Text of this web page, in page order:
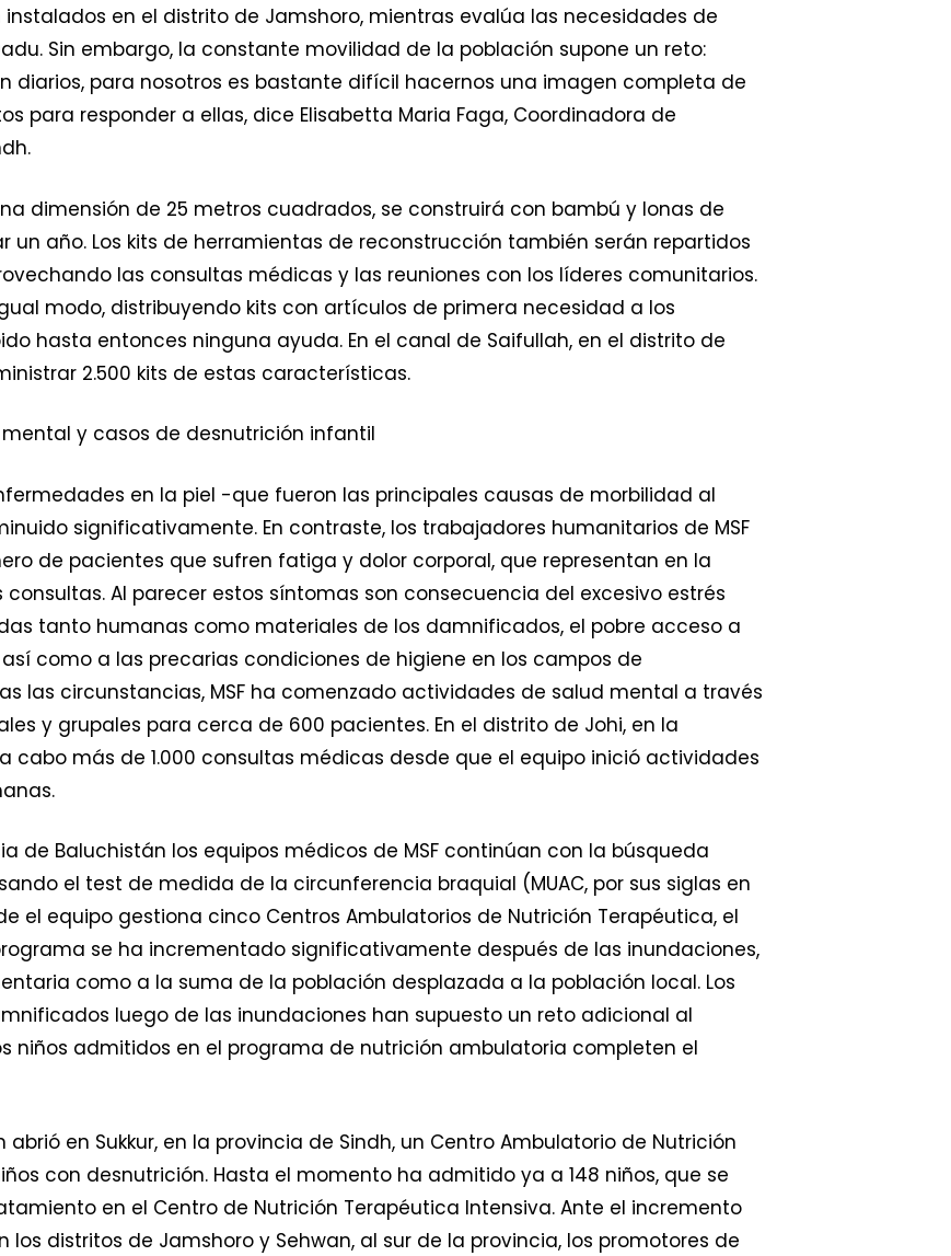
en el distrito de Jamshoro, mientras evalúa las necesidades de
Sin embargo, la constante movilidad de la población supone un reto:
diarios, para nosotros es bastante difícil hacernos una imagen completa de
para responder a ellas, dice Elisabetta Maria Faga, Coordinadora de
dimensión de 25 metros cuadrados, se construirá con bambú y lonas de
año. Los kits de herramientas de reconstrucción también serán repartidos
las consultas médicas y las reuniones con los líderes comunitarios.
modo, distribuyendo kits con artículos de primera necesidad a los
hasta entonces ninguna ayuda. En el canal de Saifullah, en el distrito de
2.500 kits de estas características.
y casos de desnutrición infantil
en la piel -que fueron las principales causas de morbilidad al
significativamente. En contraste, los trabajadores humanitarios de MSF
de pacientes que sufren fatiga y dolor corporal, que representan en la
Al parecer estos síntomas son consecuencia del excesivo estrés
tanto humanas como materiales de los damnificados, el pobre acceso a
como a las precarias condiciones de higiene en los campos de
las circunstancias, MSF ha comenzado actividades de salud mental a través
y grupales para cerca de 600 pacientes. En el distrito de Johi, en la
cabo más de 1.000 consultas médicas desde que el equipo inició actividades
de Baluchistán los equipos médicos de MSF continúan con la búsqueda
el test de medida de la circunferencia braquial (MUAC, por sus siglas en
el equipo gestiona cinco Centros Ambulatorios de Nutrición Terapéutica, el
se ha incrementado significativamente después de las inundaciones,
como a la suma de la población desplazada a la población local. Los
luego de las inundaciones han supuesto un reto adicional al
niños admitidos en el programa de nutrición ambulatoria completen el
en Sukkur, en la provincia de Sindh, un Centro Ambulatorio de Nutrición
con desnutrición. Hasta el momento ha admitido ya a 148 niños, que se
en el Centro de Nutrición Terapéutica Intensiva. Ante el incremento
distritos de Jamshoro y Sehwan, al sur de la provincia, los promotores de